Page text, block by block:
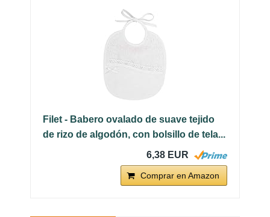
Filet - Babero ovalado de suave tejido
de rizo de algodón, con bolsillo de tela...
6,38 EUR
Comprar en Amazon